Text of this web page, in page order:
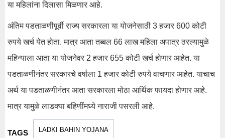
या महिलांना दिलासा मिळणार आहे.
अंतिम पडताळणीपूर्वी राज्य सरकारला या योजनेसाठी 3 हजार 600 कोटी
रुपये खर्च येत होता. मात्र आता तब्बल 66 लाख महिला अपात्र ठरल्यामुळे
महिन्याला आता या योजनेवर 2 हजार 655 कोटी खर्च होणार आहेत. या
पडताळणीनंतर सरकारचे वर्षाला 1 हजार कोटी रुपये वाचणार आहेत. याचाच
अर्थ या पडताळणीनंतर आता सरकारला मोठा आर्थिक फायदा होणार आहे.
मात्र यामुळे लाडक्या बहिणींमध्ये नाराजी पसरली आहे.
TAGS LADKI BAHIN YOJANA